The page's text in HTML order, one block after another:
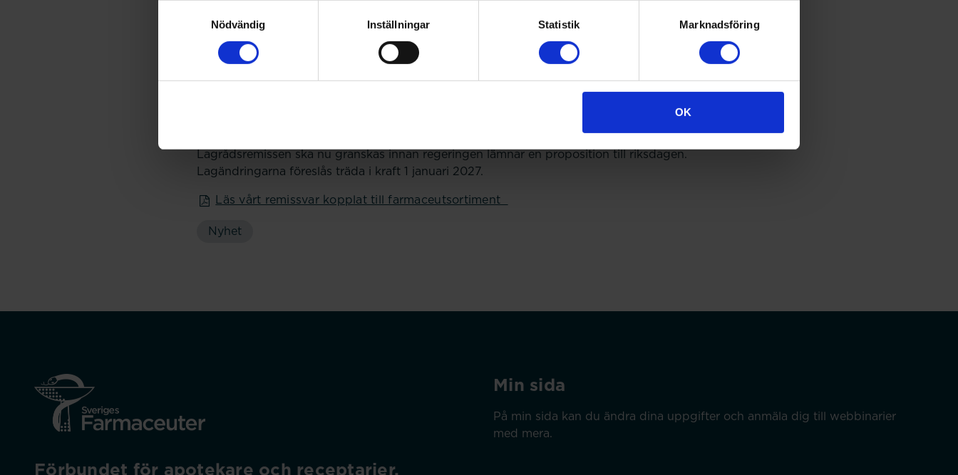
Nödvändig
Inställningar Statistik Marknadsföring
OK
När den nya läkemedelskategorin utvecklas vidare, är det viktigt att rådgivningen fortsatt ges av
legitimerade farmaceuter och att arbetsmiljö och bemanning säkerställs. Farmaceuternas
arbetsvillkor är avgörande för att nya uppdrag på apoteken ska bli framgångsrika.
Lagrådsremissen ska nu granskas innan regeringen lämnar en proposition till riksdagen.
Lagändringarna föreslås träda i kraft 1 januari 2027.
Läs vårt remissvar kopplat till farmaceutsortiment
Nyhet
Förbundet för apotekare och receptarier.
Min sida
På min sida kan du ändra dina uppgifter och anmäla dig till webbinarier
med mera.